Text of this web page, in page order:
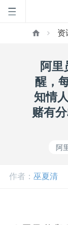
页
雷
资
阿里
醒，
知情
赌有
阿
作者： 巫夏清